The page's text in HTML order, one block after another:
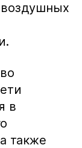
в
также